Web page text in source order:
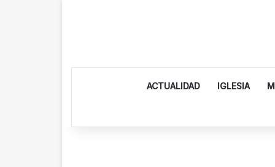
ACTUALIDAD IGLESIA